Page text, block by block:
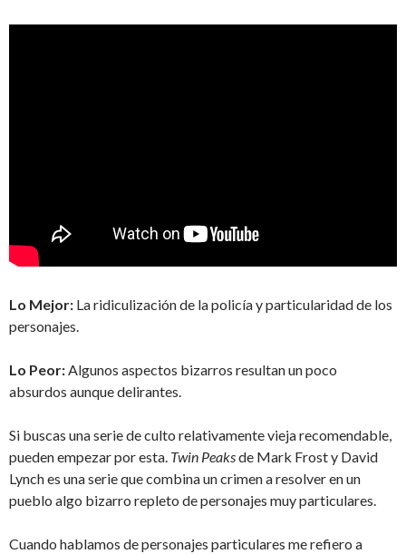
Lo Mejor: La ridiculización de la policía y particularidad de los
personajes.
Lo Peor:Algunos aspectos bizarros resultan un poco
absurdos aunque delirantes.
Si buscas una serie de culto relativamente vieja recomendable,
pueden empezar por esta. Twin Peaksde Mark Frost y David
Lynch es una serie que combina un crimen a resolver en un
pueblo algo bizarro repleto de personajes muy particulares.
Cuando hablamos de personajes particulares me refiero a